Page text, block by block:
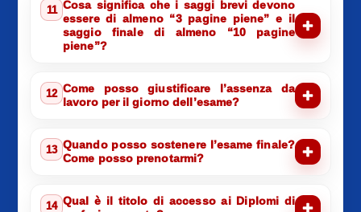
11 Cosa significa che i saggi brevi devono
essere di almeno “3 pagine piene” e il
saggio finale di almeno “10 pagine
piene”?
12 Come posso giustificare l’assenza da
lavoro per il giorno dell’esame?
13 Quando posso sostenere l’esame finale?
Come posso prenotarmi?
14 Qual è il titolo di accesso ai Diplomi di